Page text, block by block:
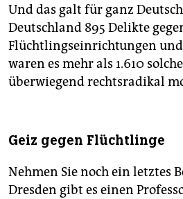
Und das galt für ganz
Deutschland 895 Delikte
Flüchtlingseinrichtungen und
waren es mehr als 1.610
überwiegend rechtsradikal
Geiz gegen Flüchtlinge
Nehmen Sie noch ein letztes
Dresden gibt es einen